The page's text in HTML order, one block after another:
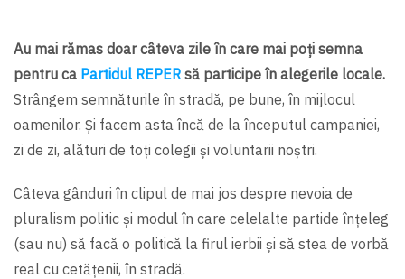
Au mai rămas doar câteva zile în care mai poți semna
pentru ca Partidul REPER să participe în alegerile locale.
Strângem semnăturile în stradă, pe bune, în mijlocul
oamenilor. Și facem asta încă de la începutul campaniei,
zi de zi, alături de toți colegii și voluntarii noștri.
Câteva gânduri în clipul de mai jos despre nevoia de
pluralism politic și modul în care celelalte partide înțeleg
(sau nu) să facă o politică la firul ierbii și să stea de vorbă
real cu cetățenii, în stradă.